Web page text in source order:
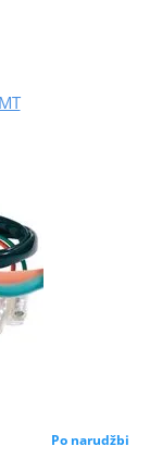
Po narudžbi